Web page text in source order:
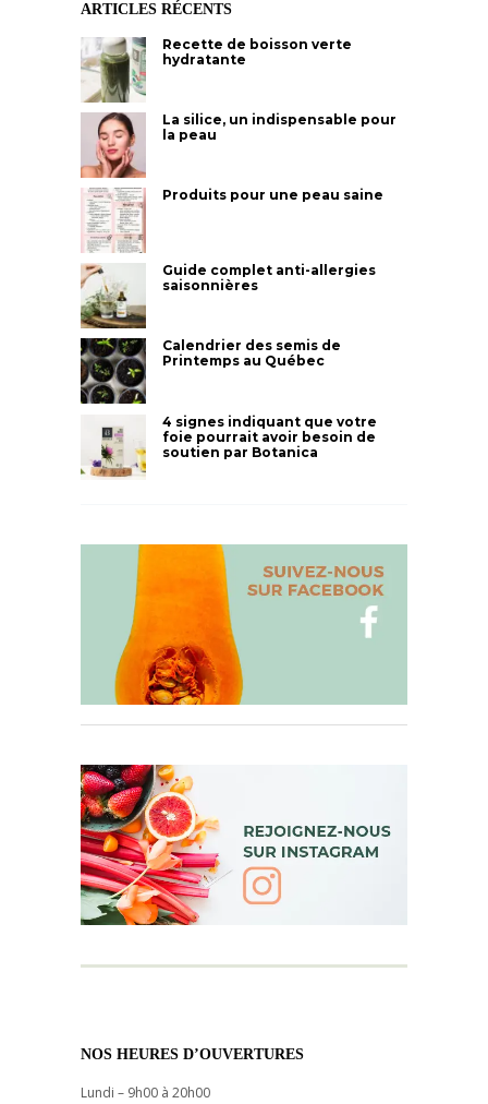
ARTICLES RÉCENTS
Recette de boisson verte
hydratante
La silice, un indispensable pour
la peau
Produits pour une peau saine
Guide complet anti-allergies
saisonnières
Calendrier des semis de
Printemps au Québec
4 signes indiquant que votre
foie pourrait avoir besoin de
soutien par Botanica
NOS HEURES D’OUVERTURES
Lundi – 9h00 à 20h00